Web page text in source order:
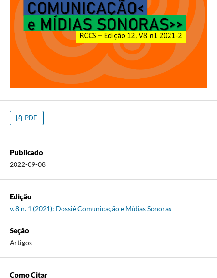
PDF
Publicado
2022-09-08
Edição
v. 8 n. 1 (2021): Dossiê Comunicação e Mídias Sonoras
Seção
Artigos
Como Citar